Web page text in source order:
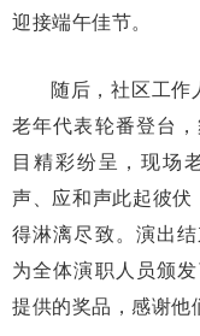
迎接端午佳节。
随后，社区工作
老年代表轮番登台
目精彩纷呈，现场
声、应和声此起彼伏
得淋漓尽致。演出
为全体演职人员颁
提供的奖品，感谢他